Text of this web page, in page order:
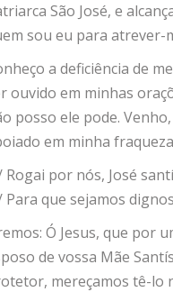
São José, e
sou eu para atrever-
a deficiência de
ouvido em minhas
posso ele pode.
em minha
Rogai por nós, José
Para que sejamos
Ó Jesus, que por
de vossa Mãe
mereçamos tê-lo